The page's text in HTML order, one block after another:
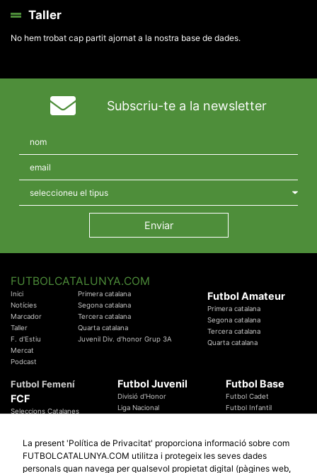
Taller
No hem trobat cap partit ajornat a la nostra base de dades.
Subscriu-te a la newsletter
FUTBOLCATALUNYA.COM
Inici
Notícies
Marcador
Taller
F. d'Estiu
Mercat
Podcast
Primera catalana
Segona catalana
Tercera catalana
Quarta catalana
Juvenil Div. d'honor Grup 3A
Futbol Amateur
Primera catalana
Segona catalana
Tercera catalana
Quarta catalana
Futbol Femení
FCF
Seleccions Catalanes
Temes Federatius
Futbol Juvenil
Divisió d'Honor
Liga Nacional
Futbol Base
Futbol Cadet
Futbol Infantil
Futbol Catalunya Especials
La present 'Política de Privacitat' proporciona informació sobre com
FUTBOLCATALUNYA.COM utilitza i protegeix les seves dades
personals quan navega per qualsevol propietat digital (pàgines web,